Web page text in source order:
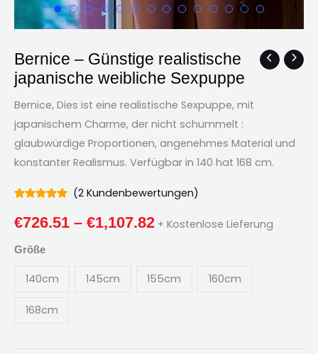
Bernice – Günstige realistische
japanische weibliche Sexpuppe
Bernice, Dies ist eine realistische Sexpuppe, mit
japanischem Charme, der nicht schummelt :
glaubwürdige Proportionen, angenehmes Material und
konstanter Realismus. Verfügbar in 140 hat 168 cm.
5.00von 5
bezogen auf
(2Kundenbewertungen)
€726.51 – €1,107.82
Preisklasse:
€726.51
durch
€1,107.82
+ Kostenlose Lieferung
Größe
140cm 145cm 155cm 160cm
168cm
Bernice
–
japanische
weibliche
Menge